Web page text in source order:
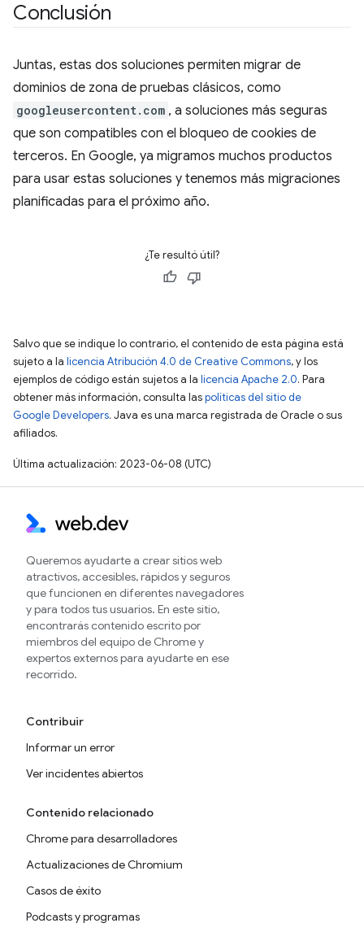
Conclusión
Juntas, estas dos soluciones permiten migrar de
dominios de zona de pruebas clásicos, como
googleusercontent.com , a soluciones más seguras
que son compatibles con el bloqueo de cookies de
terceros. En Google, ya migramos muchos productos
para usar estas soluciones y tenemos más migraciones
planificadas para el próximo año.
¿Te resultó útil?
Salvo que se indique lo contrario, el contenido de esta página está
sujeto a la licencia Atribución 4.0 de Creative Commons, y los
ejemplos de código están sujetos a la licencia Apache 2.0. Para
obtener más información, consulta laspolíticas del sitio de
Google Developers. Java es una marca registrada de Oracle o sus
afiliados.
Última actualización: 2023-06-08 (UTC)
Queremos ayudarte a crear sitios web
atractivos, accesibles, rápidos y seguros
que funcionen en diferentes navegadores
y para todos tus usuarios. En este sitio,
encontrarás contenido escrito por
miembros del equipo de Chrome y
expertos externos para ayudarte en ese
recorrido.
Contribuir
Informar un error
Ver incidentes abiertos
Contenido relacionado
Chrome para desarrolladores
Actualizaciones de Chromium
Casos de éxito
Podcasts y programas